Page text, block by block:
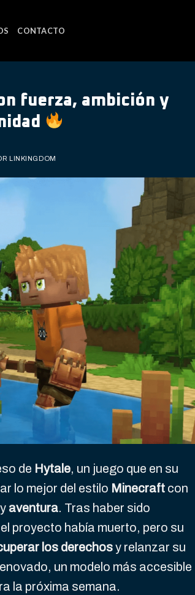
CONTACTO
fuerza, ambición y
LINKINGDOM
de Hytale, un juego que en su
lo mejor del estilo Minecraft con
y aventura. Tras haber sido
proyecto había muerto, pero su
los derechosy relanzar su
un modelo más accesible
la próxima semana.